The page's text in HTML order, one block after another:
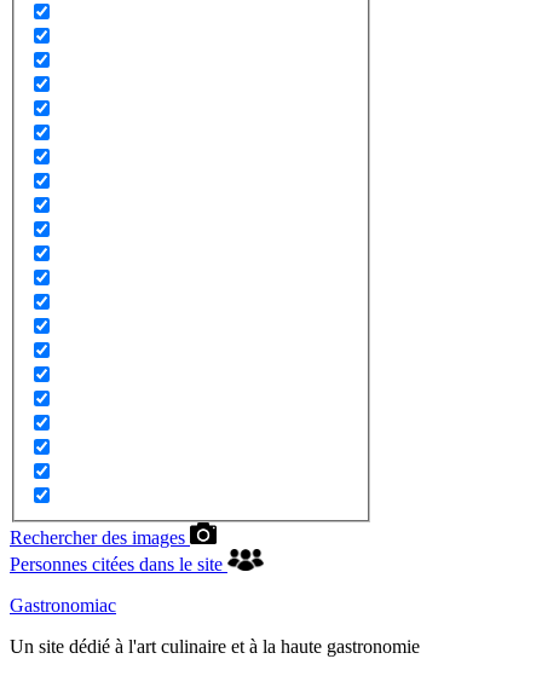
Rechercher des images
Personnes citées dans le site
Gastronomiac
Un site dédié à l'art culinaire et à la haute gastronomie